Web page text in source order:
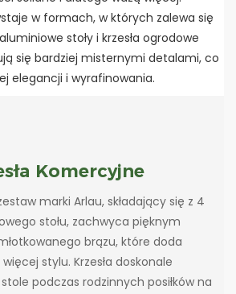
w formach, w których zalewa się
stoły i krzesła ogrodowe
się bardziej misternymi detalami, co
elegancji i wyrafinowania.
Komercyjne
marki Arlau, składający się z 4
stołu, zachwyca pięknym
brązu, które doda
stylu. Krzesła doskonale
podczas rodzinnych posiłków na